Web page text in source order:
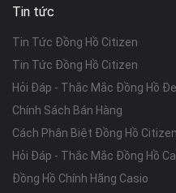
Tin tức
Tin Tức Đồng Hồ Citizen
Tin Tức Đồng Hồ Citizen
Hỏi Đáp - Thắc Mắc Đồng Hồ
Chính Sách Bán Hàng
Cách Phân Biệt Đồng Hồ
Hỏi Đáp - Thắc Mắc Đồng Hồ
Đồng Hồ Chính Hãng Casio